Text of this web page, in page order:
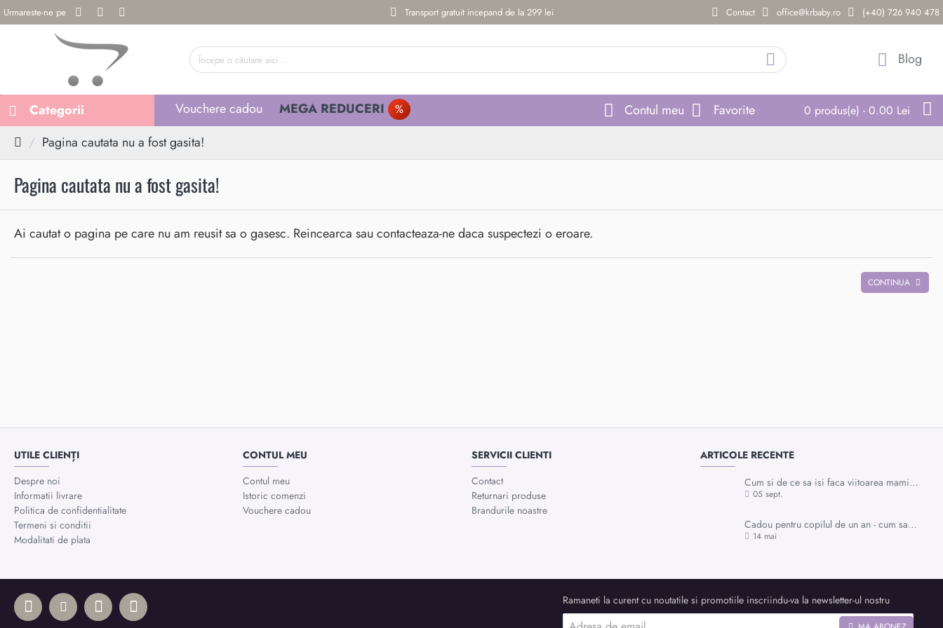
Urmareste-ne pe Transport gratuit incepand de la 299 lei Contact office@krbaby.ro (+40) 726 940 478
Începe
căutare
aici
...
Blog
Categorii Vouchere cadou MEGA REDUCERI % Contul meu Favorite 0 produs(e) - 0.00 Lei
Pagina cautata nu a fost gasita!
o
m
e
Pagina cautata nu a fost gasita!
Ai cautat o pagina pe care nu am reusit sa o gasesc. Reincearca sau contacteaza-ne daca suspectezi o eroare.
CONTINUA
UTILE CLIENȚI
Despre noi
Informatii livrare
Politica de confidentialitate
Termeni si conditii
Modalitati de plata
CONTUL MEU
Contul meu
Istoric comenzi
Vouchere cadou
SERVICII CLIENTI
Contact
Returnari produse
Brandurile noastre
ARTICOLE RECENTE
Cum si de ce sa isi faca viitoarea mamica mulajul burticii?
05 sept.
Cadou pentru copilul de un an - cum sa alegi cel mai potrivit dar pentru momentele speciale din preajma primei aniversari
14 mai
Ramaneti la curent cu noutatile si promotiile inscriindu-va la newsletter-ul nostru
Adresa